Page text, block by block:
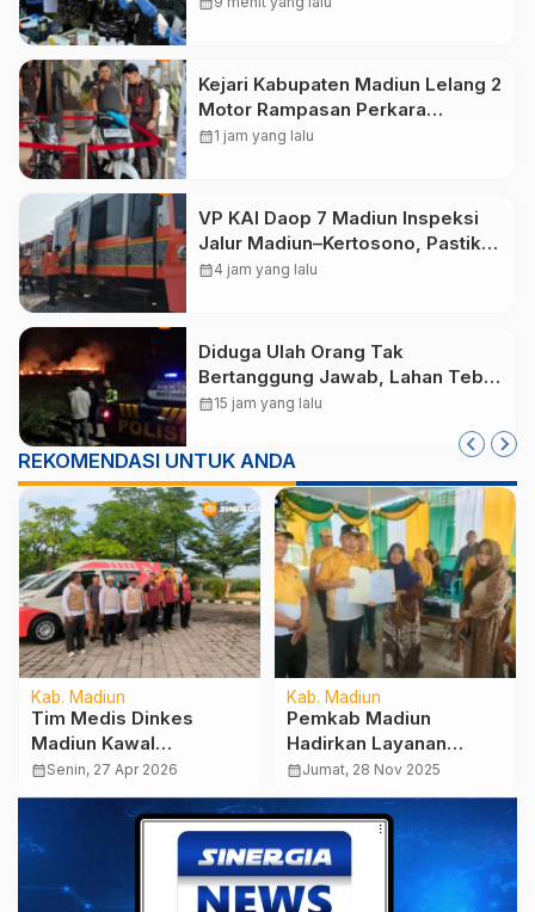
Kejari Kabupaten Madiun Lelang 2
Motor Rampasan Perkara
Inkracht, Penawaran Dibuka 11
calendar_month1 jam yang lalu
VP KAI Daop 7 Madiun Inspeksi
Jalur Madiun–Kertosono, Pastikan
Keselamatan Perjalanan Kereta
calendar_month4 jam yang lalu
Diduga Ulah Orang Tak
Bertanggung Jawab, Lahan Tebu
Seluas 2 Hektare di Plunturan
calendar_month15 jam yang lalu
REKOMENDASI UNTUK ANDA
Kab. Madiun
Tim Medis Dinkes
Madiun Kawal
Keberangkatan 450
Jemaah Calon Haji
Menuju Embarkasi
Surabaya
calendar_monthSenin, 27 Apr 2026
Kab. Madiun
Pemkab Madiun
Hadirkan Layanan
DPMPTSP Lewat BST
Muneng, Akses
Perizinan UMKM Kian
Mudah
calendar_monthJumat, 28 Nov 2025